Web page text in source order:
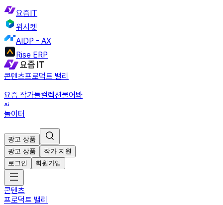
요즘IT
위시켓
AIDP - AX
Rise ERP
콘텐츠프로덕트 밸리
요즘 작가들컬렉션물어봐
놀이터
광고 상품
광고 상품
작가 지원
로그인
회원가입
콘텐츠
프로덕트 밸리